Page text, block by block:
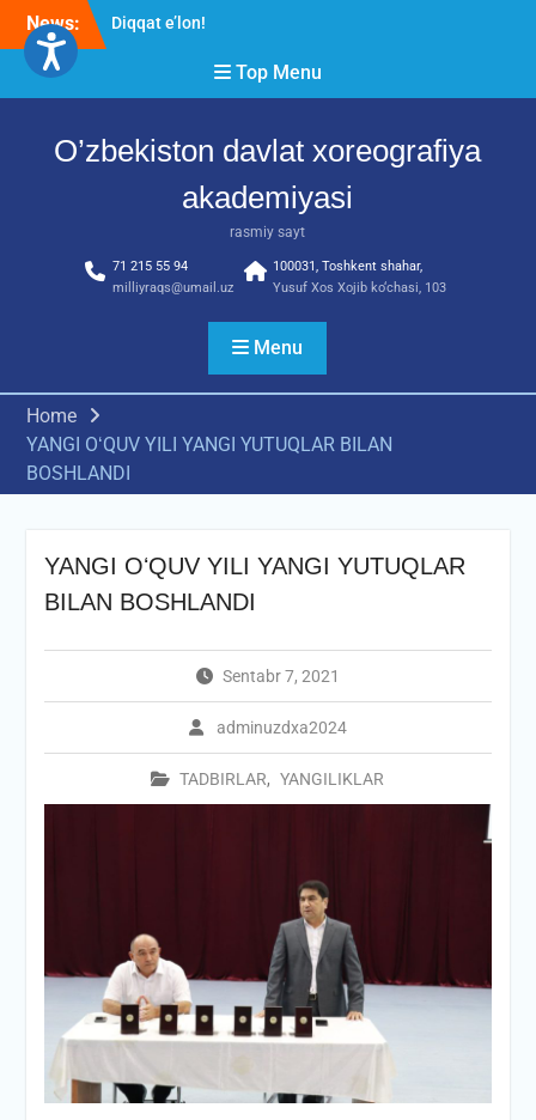
Skip
content
News:
Diqqat e’lon!
2026” tadbiri bo‘lib o‘tdi
RESPUBLIKA ILMIY-
Top Menu
O’zbekiston davlat xoreografiya
akademiyasi
rasmiy sayt
71 215 55 94
milliyraqs@umail.uz
100031, Toshkent shahar,
Yusuf Xos Xojib ko‘chasi, 103
Menu
Home
YANGI OʻQUV YILI YANGI YUTUQLAR BILAN
BOSHLANDI
YANGI OʻQUV YILI YANGI YUTUQLAR
BILAN BOSHLANDI
Sentabr 7, 2021
adminuzdxa2024
TADBIRLAR, YANGILIKLAR